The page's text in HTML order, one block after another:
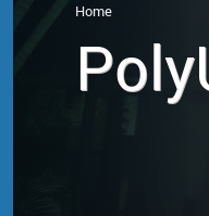
You are here
Home